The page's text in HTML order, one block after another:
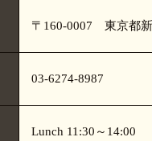
〒160-0007 東京都
03-6274-8987
Lunch 11:30～14:00